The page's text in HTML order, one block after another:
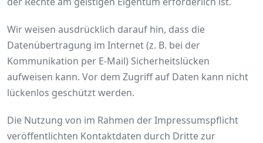
Wir weisen ausdrücklich darauf hin, dass die
Datenübertragung im Internet (z. B. bei der
Kommunikation per E-Mail) Sicherheitslücken
aufweisen kann. Vor dem Zugriff auf Daten kann nicht
lückenlos geschützt werden.
Die Nutzung von im Rahmen der Impressumspflicht
veröffentlichten Kontaktdaten durch Dritte zur